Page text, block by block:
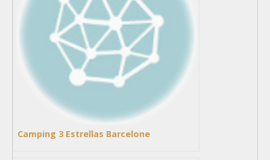
Camping 3 Estrellas Barcelone